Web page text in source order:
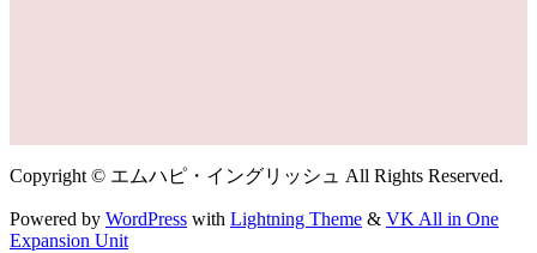
Copyright © エムハピ・イングリッシュ All Rights Reserved.
Powered by WordPress with Lightning Theme & VK All in One
Expansion Unit